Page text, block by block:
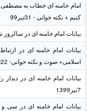
امام خامنه ای خطاب به
کنیم + نکته خوانی - 31تیر99
بیانات امام خامنه ای در سالروز
بیانات امام خامنه ای در
اسلامی+ صوت و نکته خوانی- 22تیر99
بیانات امام خامنه ای در
7تیر1399
بیانات امام خامنه ای در سی